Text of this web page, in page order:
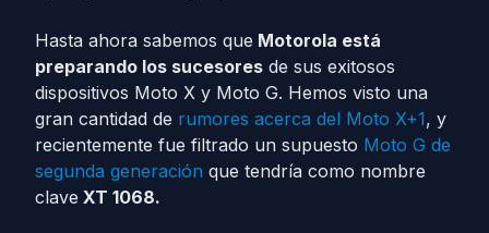
Hasta ahora sabemos que Motorola está
preparando los sucesores de sus exitosos
dispositivos Moto X y Moto G. Hemos visto una
gran cantidad de rumores acerca del Moto X+1, y
recientemente fue filtrado un supuesto Moto G de
segunda generación que tendría como nombre
clave XT 1068.